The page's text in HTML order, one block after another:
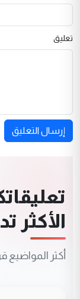
تعليق
إرسال التعليق
الأكثر
أكثر المواضيع